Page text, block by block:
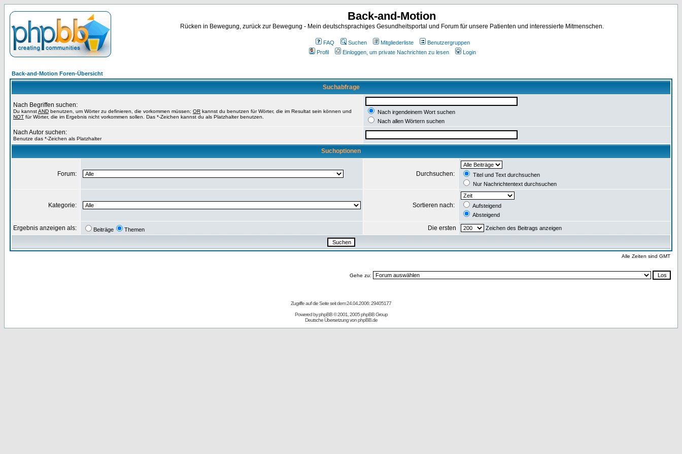
Back-and-Motion
Rücken in Bewegung, zurück zur Bewegung - Mein deutschsprachiges Gesundheitsportal und Forum für unsere Patienten und interessierte Mitmenschen.
FAQ Suchen Mitgliederliste
Benutzergruppen
Profil
Einloggen, um private Nachrichten zu lesen Login
Back-and-Motion Foren-Übersicht
Suchabfrage
Nach Begriffen suchen:
Du kannstAND benutzen, um Wörter zu definieren, die vorkommen müssen; OR kannst du benutzen für Wörter, die im Resultat sein können und
NOT für Wörter, die im Ergebnis nicht vorkommen sollen. Das *-Zeichen kannst du als Platzhalter benutzen.
Nach irgendeinem Wort suchen
Nach allen Wörtern suchen
Nach Autor suchen:
Benutze das *-Zeichen als Platzhalter
Suchoptionen
Forum: Durchsuchen:
Titel und Text durchsuchen
Nur Nachrichtentext durchsuchen
Kategorie: Sortieren nach:
Aufsteigend
Absteigend
Ergebnis anzeigen als: Beiträge Themen Die ersten Zeichen des Beitrags anzeigen
Alle Zeiten sind GMT
Gehe zu:
Zugriffe auf die Seite seit dem 24.04.2006: 29405177
Powered byphpBB© 2001, 2005 phpBB Group
Deutsche Übersetzung vonphpBB.de